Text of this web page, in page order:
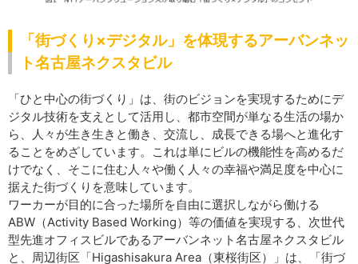
「街づくり×デジタル」を体現するアーバンネッ
ト名古屋ネクスタビル
「ひと中心の街づくり」は、街のビジョンを実現するためにデ
ジタル技術を支えとして活用し、都市空間が単なる生活の場か
ら、人々が生き生きと働き、交流し、成長できる場へと進化す
ることをめざしています。これは単にビルの機能性を高めるだ
けでなく、そこに住む人々や働く人々の幸福や満足度を中心に
据えた街づくりを意味しています。
ワーカーが目的に合った場所を自由に選択しながら働ける
ABW（Activity Based Working）等の価値を実現する、次世代
型先進オフィスビルであるアーバンネット名古屋ネクスタビル
と、周辺街区「Higashisakura Area（東桜街区）」は、「街づ